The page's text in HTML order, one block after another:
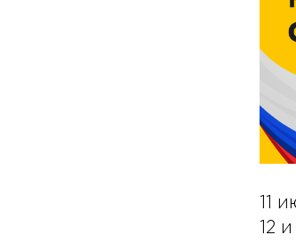
11
12